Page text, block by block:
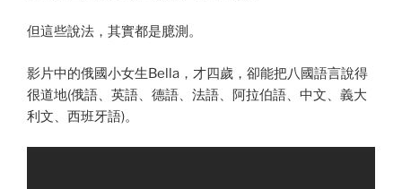
但這些說法，其實都是臆測。
影片中的俄國小女生Bella，才四歲，卻能把八國語言說得
很道地(俄語、英語、德語、法語、阿拉伯語、中文、義大
利文、西班牙語)。